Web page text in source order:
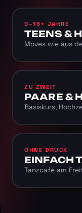
9–16+ JAHRE
TEENS &
Moves wie aus
ZU ZWEIT
PAARE &
Basiskurs,
OHNE DRUCK
EINFACH
Tanzcafé am